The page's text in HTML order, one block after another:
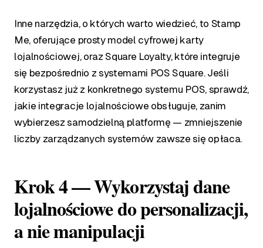
Inne narzędzia, o których warto wiedzieć, to Stamp
Me, oferujące prosty model cyfrowej karty
lojalnościowej, oraz Square Loyalty, które integruje
się bezpośrednio z systemami POS Square. Jeśli
korzystasz już z konkretnego systemu POS, sprawdź,
jakie integracje lojalnościowe obsługuje, zanim
wybierzesz samodzielną platformę — zmniejszenie
liczby zarządzanych systemów zawsze się opłaca.
Krok 4 — Wykorzystaj dane
lojalnościowe do personalizacji,
a nie manipulacji